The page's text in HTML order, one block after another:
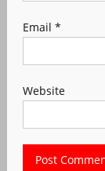
Email *
Website